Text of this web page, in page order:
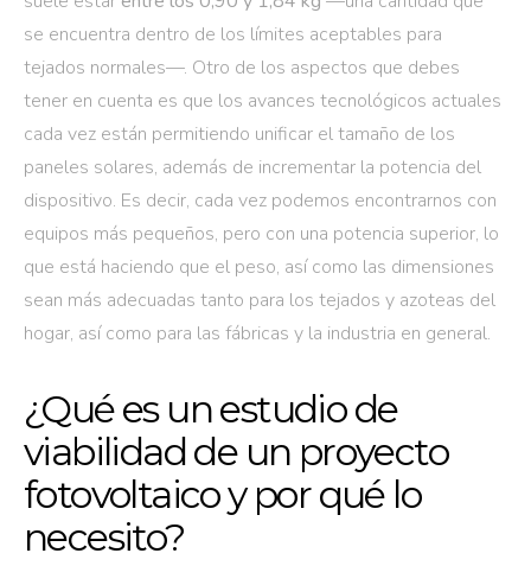
se encuentra dentro de los límites aceptables para
tejados normales—. Otro de los aspectos que debes
tener en cuenta es que los avances tecnológicos actuales
cada vez están permitiendo unificar el tamaño de los
paneles solares, además de incrementar la potencia del
dispositivo. Es decir, cada vez podemos encontrarnos con
equipos más pequeños, pero con una potencia superior, lo
que está haciendo que el peso, así como las dimensiones
sean más adecuadas tanto para los tejados y azoteas del
hogar, así como para las fábricas y la industria en general.
¿Qué es un estudio de
viabilidad de un proyecto
fotovoltaico y por qué lo
necesito?